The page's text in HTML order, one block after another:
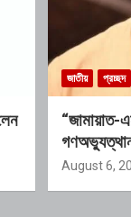
জাতীয় প্রচ্ছদ
“জামায়াত-
গণঅভ্যুত্থান
যোগ্যতাও
August 6,